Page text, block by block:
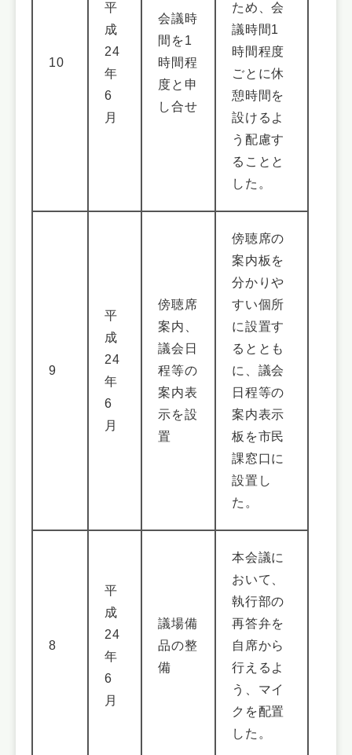
10
平
成
24
年
6
月
会議時
間を1
時間程
度と申
し合せ
ため、会
議時間1
時間程度
ごとに休
憩時間を
設けるよ
う配慮す
ることと
した。
9
平
成
24
年
6
月
傍聴席
案内、
議会日
程等の
案内表
示を設
置
傍聴席の
案内板を
分かりや
すい個所
に設置す
るととも
に、議会
日程等の
案内表示
板を市民
課窓口に
設置し
た。
8
平
成
24
年
6
月
議場備
品の整
備
本会議に
おいて、
執行部の
再答弁を
自席から
行えるよ
う、マイ
クを配置
した。